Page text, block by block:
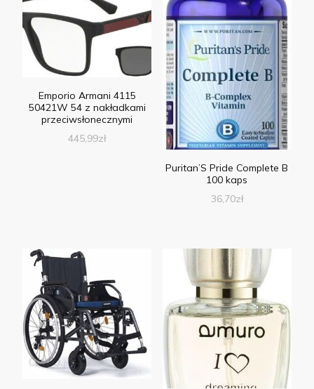
Emporio Armani 4115
50421W 54 z nakładkami
przeciwsłonecznymi
445,99zł
Puritan’S Pride Complete B
100 kaps
36,70zł